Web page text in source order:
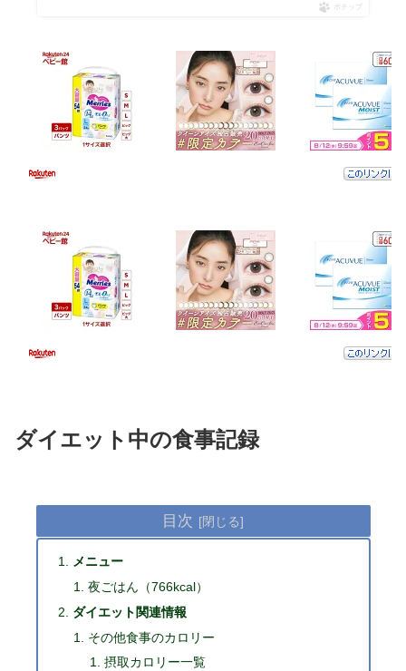
ポチップ
ダイエット中の食事記録
目次
メニュー
夜ごはん（766kcal）
ダイエット関連情報
その他食事のカロリー
摂取カロリー一覧